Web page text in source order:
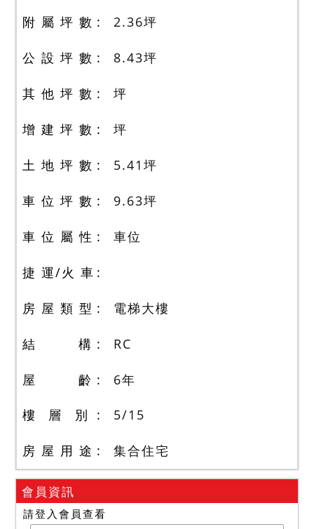
附 屬 坪 數 2.36坪
公 設 坪 數 8.43坪
其 他 坪 數 坪
增 建 坪 數 坪
土 地 坪 數 5.41 坪
車 位 坪 數 9.63坪
車 位 屬 性 車位
捷 運/火 車
房 屋 類 型 電梯大樓
結 構 RC
屋 齡 6年
樓 層 別 5/15
房 屋 用 途 集合住宅
會員資訊
請登入會員查看